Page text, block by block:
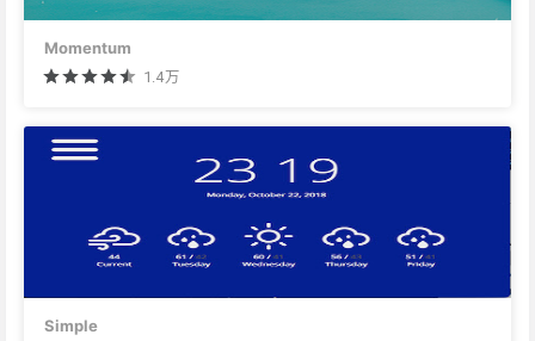
Momentum
1.4万
Simple